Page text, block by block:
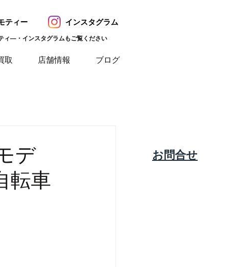
​お問合せ
ティー インスタグラム
ィ―・インスタグラムもご覧ください
取 店舗情報 ブログ
デ
転車